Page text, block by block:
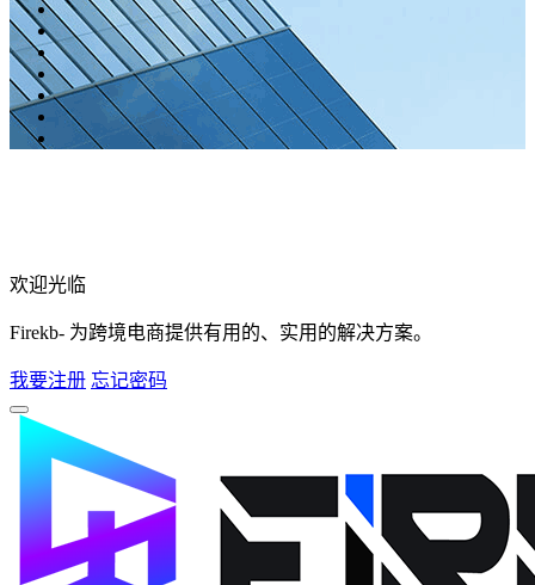
欢迎光临
Firekb- 为跨境电商提供有用的、实用的解决方案。
我要注册 忘记密码